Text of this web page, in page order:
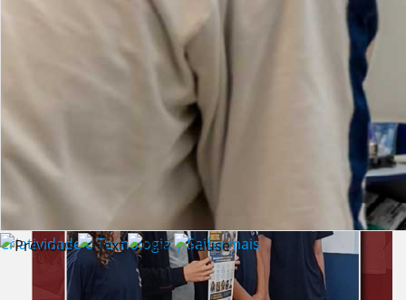
Criatividade e Tecnologia | Saiba mais